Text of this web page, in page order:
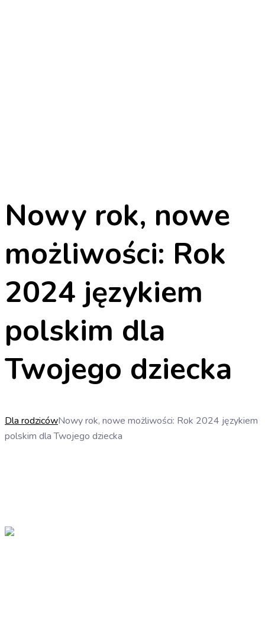
Nowy rok, nowe
możliwości: Rok
2024 językiem
polskim dla
Twojego dziecka
Dla rodzicówNowy rok, nowe możliwości: Rok 2024 językiem
polskim dla Twojego dziecka